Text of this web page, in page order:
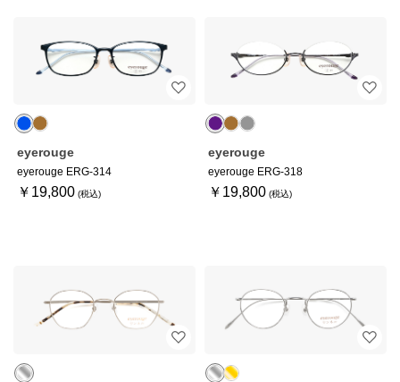
eyerouge
eyerouge ERG-314
￥19,800
eyerouge
eyerouge ERG-318
￥19,800